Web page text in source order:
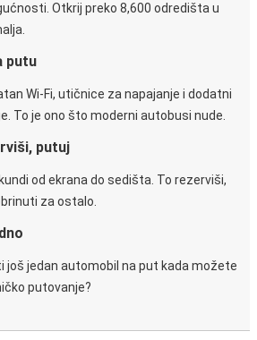
Otkrij preko 8,600 odredišta u
putu
Wi-Fi, utičnice za napajanje i dodatni
To je ono što moderni autobusi nude.
putuj
od ekrana do sedišta. To rezerviši,
za ostalo.
još jedan automobil na put kada možete
putovanje?